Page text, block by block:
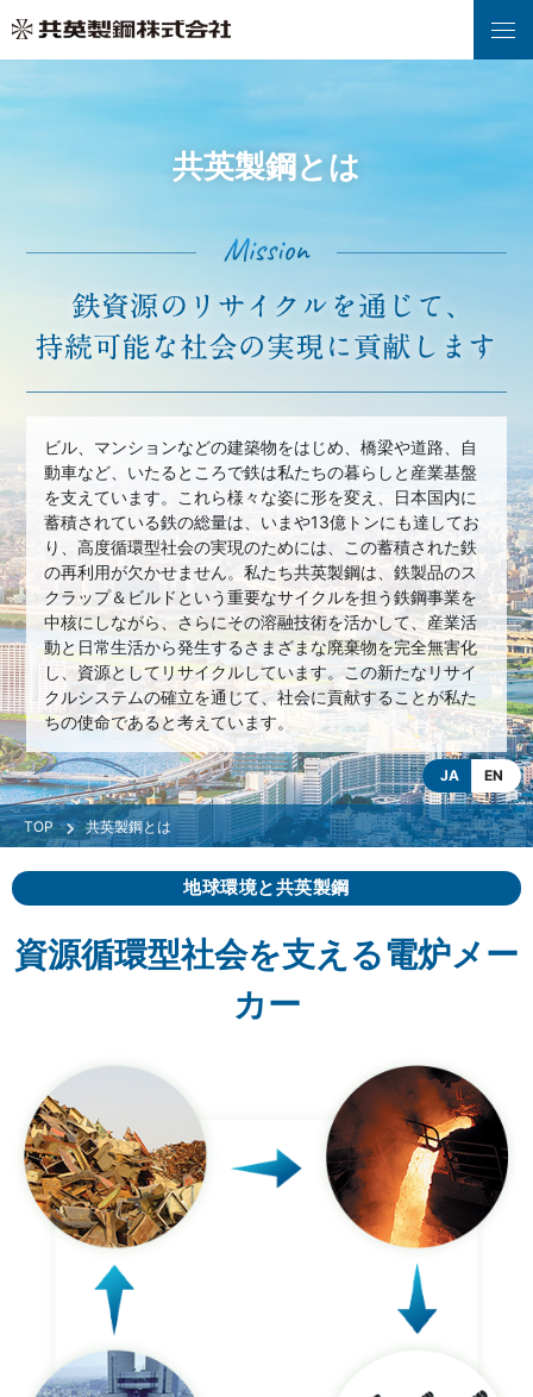
共英製鋼とは
共英製鋼とは
JA EN
ビル、マンションなどの建築物をはじめ、橋梁や道路、自
動車など、いたるところで鉄は私たちの暮らしと産業基盤
を支えています。これら様々な姿に形を変え、日本国内に
蓄積されている鉄の総量は、いまや13億トンにも達してお
り、高度循環型社会の実現のためには、この蓄積された鉄
の再利用が欠かせません。私たち共英製鋼は、鉄製品のス
クラップ＆ビルドという重要なサイクルを担う鉄鋼事業を
中核にしながら、さらにその溶融技術を活かして、産業活
動と日常生活から発生するさまざまな廃棄物を完全無害化
し、資源としてリサイクルしています。この新たなリサイ
クルシステムの確立を通じて、社会に貢献することが私た
ちの使命であると考えています。
地球環境と共英製鋼
資源循環型社会を支える電炉メー
カー